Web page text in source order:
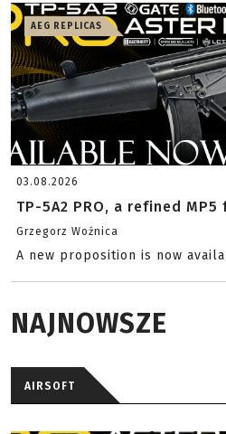
AEG REPLICAS
03.08.2026
TP-5A2 PRO, a refined
Grzegorz Woźnica
A new proposition is now
NAJNOWSZE
AIRSOFT